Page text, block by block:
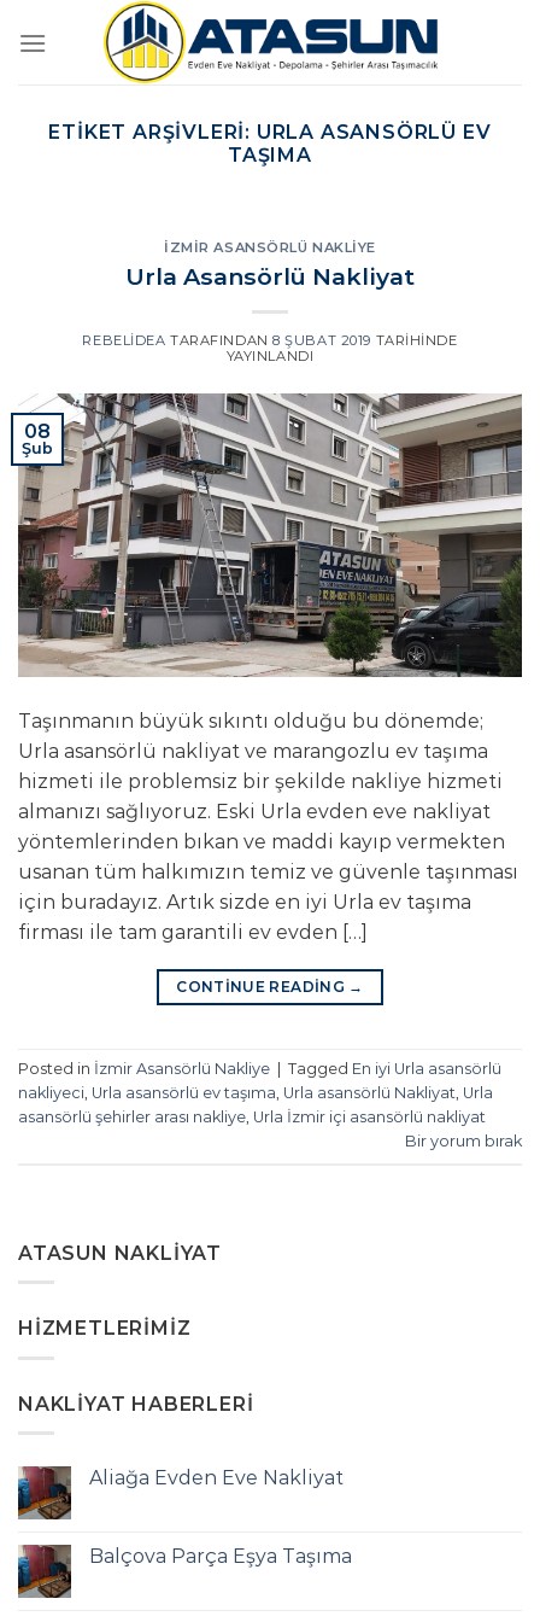
atla
ETIKET ARŞIVLERI: URLA ASANSÖRLÜ EV
TAŞIMA
İZMIR ASANSÖRLÜ NAKLIYE
Urla Asansörlü Nakliyat
REBELIDEA TARAFINDAN 8 ŞUBAT 2019 TARIHINDE
YAYINLANDI
08
Şub
Taşınmanın büyük sıkıntı olduğu bu dönemde;
Urla asansörlü nakliyat ve marangozlu ev taşıma
hizmeti ile problemsiz bir şekilde nakliye hizmeti
almanızı sağlıyoruz. Eski Urla evden eve nakliyat
yöntemlerinden bıkan ve maddi kayıp vermekten
usanan tüm halkımızın temiz ve güvenle taşınması
için buradayız. Artık sizde en iyi Urla ev taşıma
firması ile tam garantili ev evden […]
CONTINUE READING →
Posted in İzmir Asansörlü Nakliye Tagged En iyi Urla asansörlü
nakliyeci, Urla asansörlü ev taşıma, Urla asansörlü Nakliyat, Urla
asansörlü şehirler arası nakliye, Urla İzmir içi asansörlü nakliyat
Bir yorum bırak
ATASUN NAKLIYAT
HIZMETLERIMIZ
NAKLIYAT HABERLERI
Aliağa Evden Eve Nakliyat
Balçova Parça Eşya Taşıma